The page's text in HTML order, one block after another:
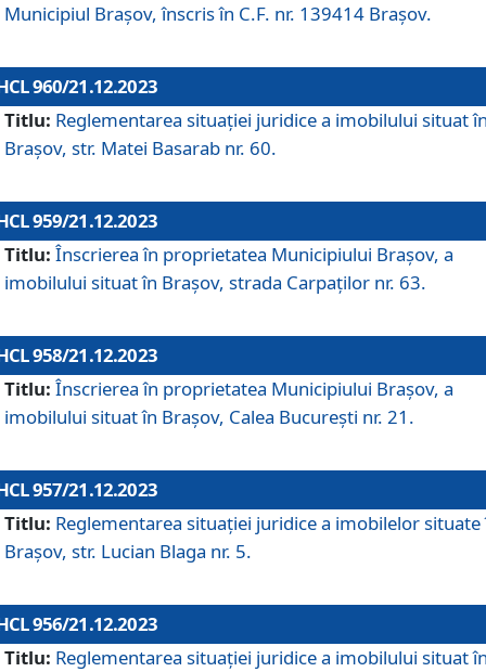
Municipiul Brașov, înscris în C.F. nr. 139414 Brașov.
960/21.12.2023
Titlu: Reglementarea situației juridice a imobilului situat
Brașov, str. Matei Basarab nr. 60.
959/21.12.2023
Titlu: Înscrierea în proprietatea Municipiului Brașov, a
imobilului situat în Brașov, strada Carpaților nr. 63.
958/21.12.2023
Titlu: Înscrierea în proprietatea Municipiului Brașov, a
imobilului situat în Brașov, Calea București nr. 21.
957/21.12.2023
Titlu: Reglementarea situației juridice a imobilelor situate
Brașov, str. Lucian Blaga nr. 5.
956/21.12.2023
Titlu: Reglementarea situației juridice a imobilului situat